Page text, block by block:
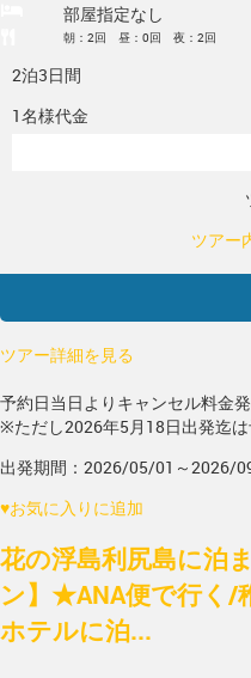
部屋指定なし
朝：2回 昼：0回 夜：2回
2泊3日間
1名様代金
ツアー
ツアー詳細を見る
予約日当日よりキャンセル料金
※ただし2026年5月18日出発迄
出発期間：2026/05/01～2026/
♥お気に入りに追加
花の浮島利尻島に泊
ン】★ANA便で行く/
ホテルに泊...